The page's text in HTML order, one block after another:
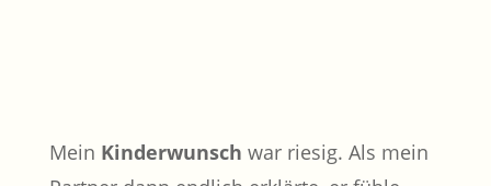
Mein Kinderwunsch war riesig. Als mein